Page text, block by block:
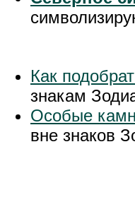
Как
знакам
Особые
вне знаков